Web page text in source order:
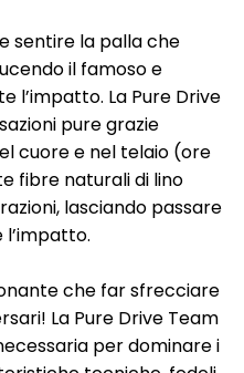
sentire la palla che
il famoso e
l’impatto. La Pure Drive
pure grazie
cuore e nel telaio (ore
fibre naturali di lino
lasciando passare
che far sfrecciare
La Pure Drive Team
per dominare i